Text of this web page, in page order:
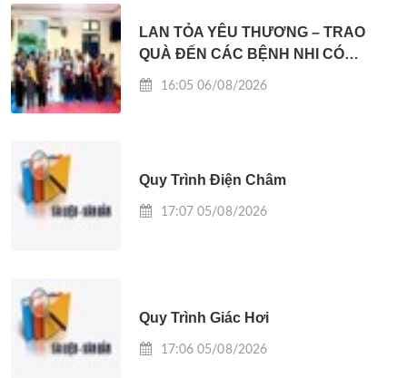
LAN TỎA YÊU THƯƠNG – TRAO
QUÀ ĐẾN CÁC BỆNH NHI CÓ
HOÀN CẢNH KHÓ KHĂN
16:05 06/08/2026
Quy Trình Điện Châm
17:07 05/08/2026
Quy Trình Giác Hơi
17:06 05/08/2026